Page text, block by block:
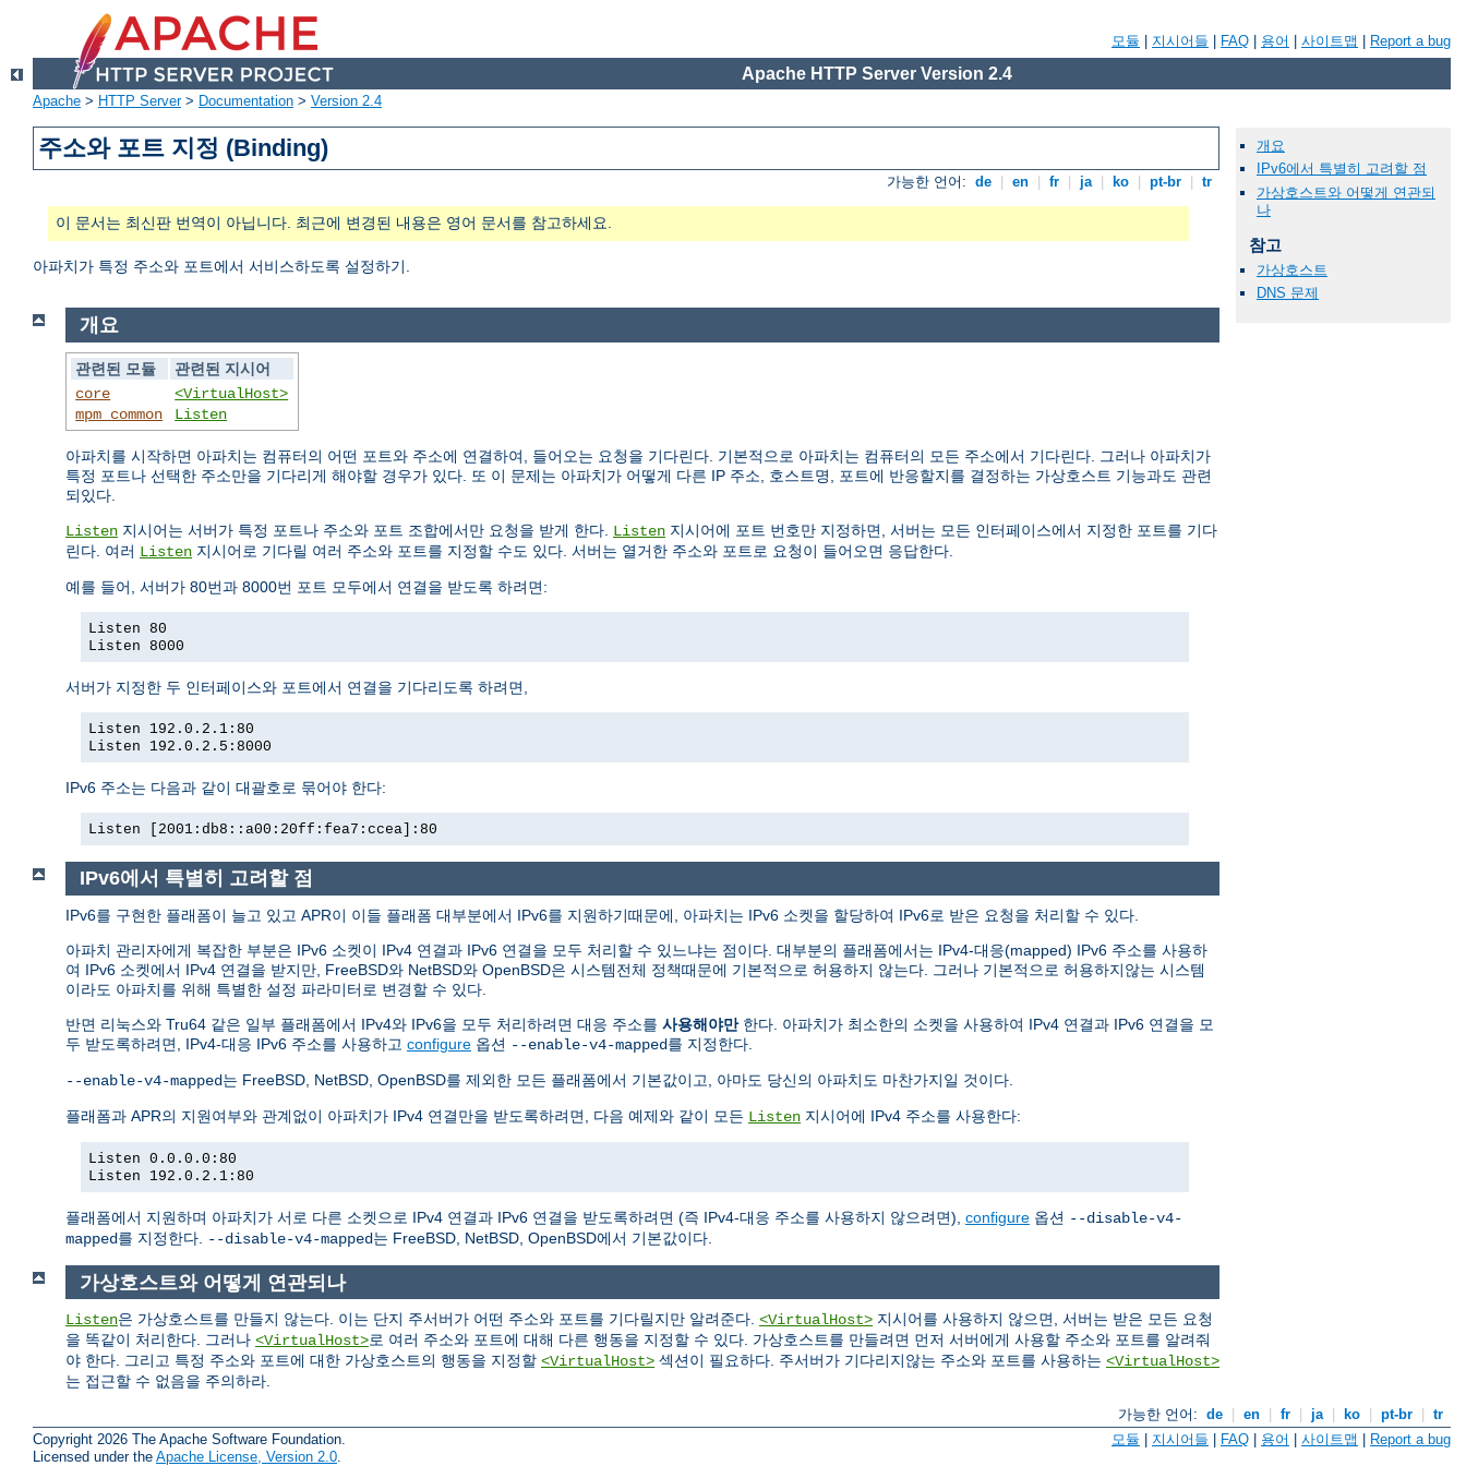
모듈 지시어들 FAQ 용어 사이트맵 Report a bug
Apache HTTP Server Version 2.4
Apache > HTTP Server> Documentation > Version 2.4
주소와 포트 지정 (Binding)
가능한 언어: de en fr ja ko pt-br tr
이 문서는 최신판 번역이 아닙니다. 최근에 변경된 내용은 영어 문서를 참고하세요.
아파치가 특정 주소와 포트에서 서비스하도록 설정하기.
개요
관련된 모듈
관련된 지시어
core
mpm_common
<VirtualHost>
Listen
아파치를 시작하면 아파치는 컴퓨터의 어떤 포트와 주소에 연결하여, 들어오는 요청을 기다린다. 기본적으로 아파치는 컴퓨터의 모든 주소에서 기다린다. 그러나 아파치가
특정 포트나 선택한 주소만을 기다리게 해야할 경우가 있다. 또 이 문제는 아파치가 어떻게 다른 IP 주소, 호스트명, 포트에 반응할지를 결정하는 가상호스트 기능과도 관련
되있다.
Listen 지시어는 서버가 특정 포트나 주소와 포트 조합에서만 요청을 받게 한다. Listen 지시어에 포트 번호만 지정하면, 서버는 모든 인터페이스에서 지정한 포트를 기다
린다. 여러 Listen 지시어로 기다릴 여러 주소와 포트를 지정할 수도 있다. 서버는 열거한 주소와 포트로 요청이 들어오면 응답한다.
예를 들어, 서버가 80번과 8000번 포트 모두에서 연결을 받도록 하려면:
Listen 80
Listen 8000
서버가 지정한 두 인터페이스와 포트에서 연결을 기다리도록 하려면,
Listen 192.0.2.1:80
Listen 192.0.2.5:8000
IPv6 주소는 다음과 같이 대괄호로 묶어야 한다:
Listen [2001:db8::a00:20ff:fea7:ccea]:80
IPv6에서 특별히 고려할 점
IPv6를 구현한 플래폼이 늘고 있고 APR이 이들 플래폼 대부분에서 IPv6를 지원하기때문에, 아파치는 IPv6 소켓을 할당하여 IPv6로 받은 요청을 처리할 수 있다.
아파치 관리자에게 복잡한 부분은 IPv6 소켓이 IPv4 연결과 IPv6 연결을 모두 처리할 수 있느냐는 점이다. 대부분의 플래폼에서는 IPv4-대응(mapped) IPv6 주소를 사용하
여 IPv6 소켓에서 IPv4 연결을 받지만, FreeBSD와 NetBSD와 OpenBSD은 시스템전체 정책때문에 기본적으로 허용하지 않는다. 그러나 기본적으로 허용하지않는 시스템
이라도 아파치를 위해 특별한 설정 파라미터로 변경할 수 있다.
반면 리눅스와 Tru64 같은 일부 플래폼에서 IPv4와 IPv6을 모두 처리하려면 대응 주소를 사용해야만한다. 아파치가 최소한의 소켓을 사용하여 IPv4 연결과 IPv6 연결을 모
두 받도록하려면, IPv4-대응 IPv6 주소를 사용하고 configure 옵션 --enable-v4-mapped를 지정한다.
--enable-v4-mapped는 FreeBSD, NetBSD, OpenBSD를 제외한 모든 플래폼에서 기본값이고, 아마도 당신의 아파치도 마찬가지일 것이다.
플래폼과 APR의 지원여부와 관계없이 아파치가 IPv4 연결만을 받도록하려면, 다음 예제와 같이 모든 Listen 지시어에 IPv4 주소를 사용한다:
Listen 0.0.0.0:80
Listen 192.0.2.1:80
플래폼에서 지원하며 아파치가 서로 다른 소켓으로 IPv4 연결과 IPv6 연결을 받도록하려면 (즉 IPv4-대응 주소를 사용하지 않으려면), configure 옵션 --disable-v4-
mapped를 지정한다. --disable-v4-mapped는 FreeBSD, NetBSD, OpenBSD에서 기본값이다.
가상호스트와 어떻게 연관되나
Listen은 가상호스트를 만들지 않는다. 이는 단지 주서버가 어떤 주소와 포트를 기다릴지만 알려준다. <VirtualHost> 지시어를 사용하지 않으면, 서버는 받은 모든 요청
을 똑같이 처리한다. 그러나 <VirtualHost>로 여러 주소와 포트에 대해 다른 행동을 지정할 수 있다. 가상호스트를 만들려면 먼저 서버에게 사용할 주소와 포트를 알려줘
야 한다. 그리고 특정 주소와 포트에 대한 가상호스트의 행동을 지정할 <VirtualHost> 섹션이 필요하다. 주서버가 기다리지않는 주소와 포트를 사용하는 <VirtualHost>
는 접근할 수 없음을 주의하라.
가능한 언어: de en fr ja ko pt-br
tr
Copyright 2026 The Apache Software Foundation.
Licensed under the Apache License, Version 2.0
모듈 지시어들 FAQ 용어 사이트맵 Report a bug
개요
IPv6에서 특별히 고려할 점
가상호스트와 어떻게 연관되
나
참고
가상호스트
DNS 문제